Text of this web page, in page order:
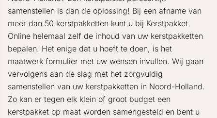
samenstellen is dan de oplossing! Bij een afname van
meer dan 50 kerstpakketten kunt u bij Kerstpakket
Online helemaal zelf de inhoud van uw kerstpakketten
bepalen. Het enige dat u hoeft te doen, is het
maatwerk formulier met uw wensen invullen. Wij gaan
vervolgens aan de slag met het zorgvuldig
samenstellen van uw kerstpakketten in Noord-Holland.
Zo kan er tegen elk klein of groot budget een
kerstpakket op maat worden samengesteld en bent u